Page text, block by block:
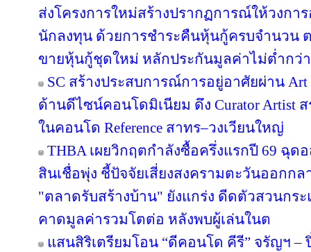
ส่งโครงการใหม่สร้างปรากฏการณ์ให้วงกา
นักลงทุน ด้วยการชำระคืนหุ้นกู้ครบจำนวน
ขายหุ้นกู้ชุดใหม่ หลักประกันมูลค่าไม่ต่ำกว่า
SC สร้างประสบการณ์การอยู่อาศัยผ่าน Art
ด้านดีไซน์คอนโดมิเนียม ดึง Curator Artist
ในคอนโด Reference สาทร–วงเวียนใหญ่
THBA เผยวิกฤตกำลังซื้อครึ่งแรกปี 69 ฉุด
สินเชื่อพุ่ง ชี้ปัจจัยเสี่ยงสงครามตะวันออกก
"ตลาดรับสร้างบ้าน" ยังแกร่ง ดีดตัวสวนกร
คาดมูลค่ารวมโตต่อ หลังพบผู้เล่นในต
แสนสิริเตรียมโอน “ดีคอนโด คีรี” จรัญฯ –